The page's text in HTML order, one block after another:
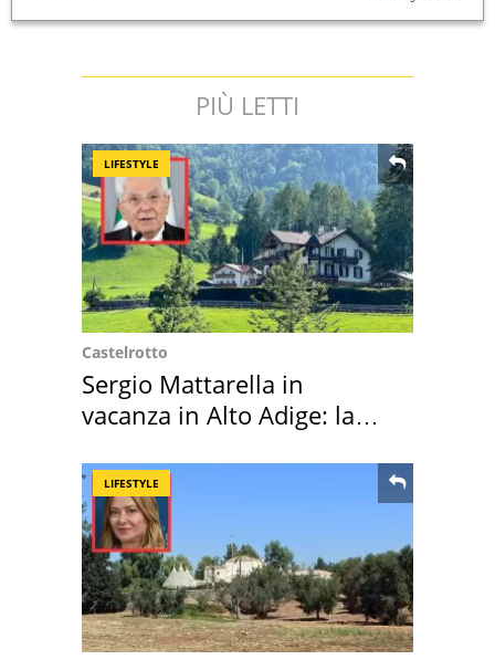
PIÙ LETTI
LIFESTYLE
Castelrotto
Sergio Mattarella in
vacanza in Alto Adige: la
LIFESTYLE